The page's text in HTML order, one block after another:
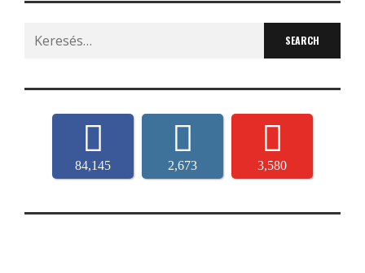
Search
for:
84,145 2,673 3,580